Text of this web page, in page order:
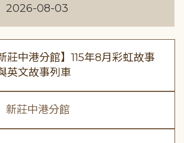
2026-08-03
莊中港分館】115年8月彩虹故事
英文故事列車
新莊中港分館